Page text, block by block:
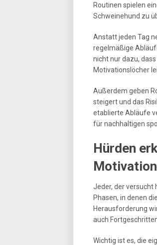
Routinen spielen
Schweinehund zu
Anstatt jeden Tag
regelmäßige
nicht nur dazu,
Motivationslöcher
Außerdem geben
steigert und das
etablierte Abläufe
für nachhaltigen
Hürden
Jeder, der versucht
Phasen, in denen
Herausforderung
auch
Wichtig ist es, die